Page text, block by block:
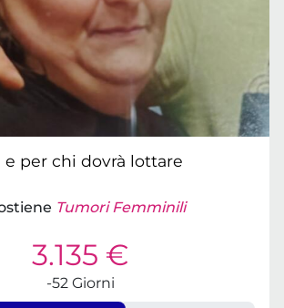
e per chi dovrà lottare
Tumori Femminili
3.135 €
-52 Giorni